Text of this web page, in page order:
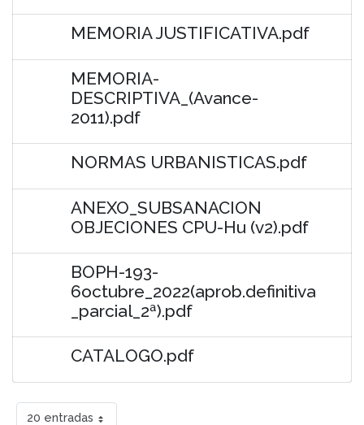
MEMORIA JUSTIFICATIVA.pdf
MEMORIA-
DESCRIPTIVA_(Avance-
2011).pdf
NORMAS URBANISTICAS.pdf
ANEXO_SUBSANACION
OBJECIONES CPU-Hu (v2).pdf
BOPH-193-
6octubre_2022(aprob.definitiva
_parcial_2ª).pdf
CATALOGO.pdf
20 entradas